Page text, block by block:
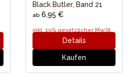
Black Butler, Band 21
ab 6,95 €
inkl. 19% gesetzlicher MwSt.
Details
Kaufen